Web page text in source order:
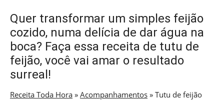
Quer transformar um simples feijão
cozido, numa delícia de dar água na
boca? Faça essa receita de tutu de
feijão, você vai amar o resultado
surreal!
Receita Toda Hora » Acompanhamentos » Tutu de feijão